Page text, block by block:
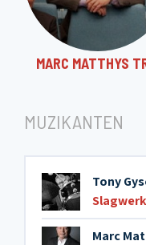
12. Intrada
13. Intermezzo &
14. Elegy
15. Gigue con
16. The song
MARC MATTHYS
MUZIKANTEN
Tony
Slagwerk
Marc